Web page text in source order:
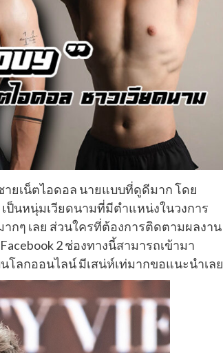
ยเน็ตไอดอล นายแบบที่ดูดีมาก โดย
ป็นหนุ่มเวียดนามที่มีตำแหน่งในวงการ
กๆ เลย ส่วนใครที่ต้องการติดตามผลงาน
2 ช่องทางนี้สามารถเข้ามา
โลกออนไลน์ มีเสน่ห์เท่มากขอแนะนำเลย